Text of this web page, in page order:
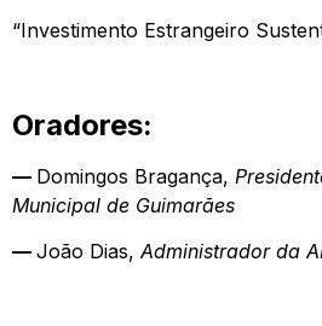
“Investimento Estrangeiro
Oradores:
— Domingos Bragança,
Municipal de Guimarães
— João Dias, Administrador da